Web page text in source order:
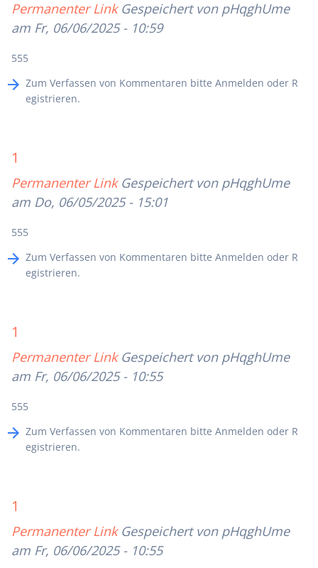
Permanenter Link Gespeichert von pHqghUme
am Fr, 06/06/2025 - 10:59
555
Zum Verfassen von Kommentaren bitte Anmelden oder R
egistrieren.
1
Permanenter Link Gespeichert von pHqghUme
am Do, 06/05/2025 - 15:01
555
Zum Verfassen von Kommentaren bitte Anmelden oder R
egistrieren.
1
Permanenter Link Gespeichert von pHqghUme
am Fr, 06/06/2025 - 10:55
555
Zum Verfassen von Kommentaren bitte Anmelden oder R
egistrieren.
1
Permanenter Link Gespeichert von pHqghUme
am Fr, 06/06/2025 - 10:55